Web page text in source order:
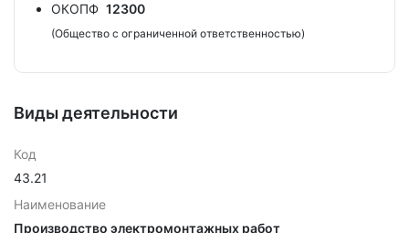
ОКОПФ 12300
(Общество с ограниченной ответственностью)
Виды деятельности
Код
43.21
Наименование
Производство электромонтажных работ